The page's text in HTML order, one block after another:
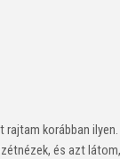
korábban
és azt